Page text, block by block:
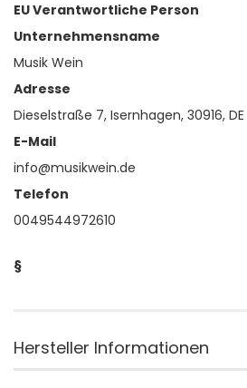
EU Verantwortliche Person
Unternehmensname
Musik Wein
Adresse
Dieselstraße 7, Isernhagen, 30916, DE
E-Mail
info@musikwein.de
Telefon
0049544972610
§
Hersteller Informationen